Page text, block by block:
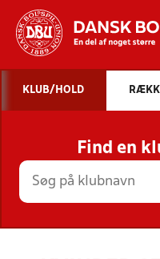
STILLINGER,
KLUB/HOLD
Find en